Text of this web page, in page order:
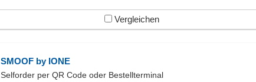
Vergleichen
SMOOF by IONE
Selforder per QR Code oder Bestellterminal